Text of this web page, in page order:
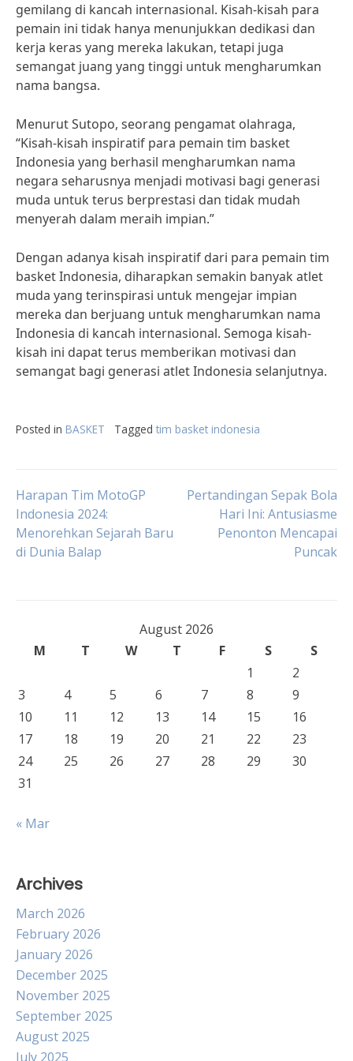
gemilang di kancah internasional. Kisah-kisah para
pemain ini tidak hanya menunjukkan dedikasi dan
kerja keras yang mereka lakukan, tetapi juga
semangat juang yang tinggi untuk mengharumkan
nama bangsa.
Menurut Sutopo, seorang pengamat olahraga,
“Kisah-kisah inspiratif para pemain tim basket
Indonesia yang berhasil mengharumkan nama
negara seharusnya menjadi motivasi bagi generasi
muda untuk terus berprestasi dan tidak mudah
menyerah dalam meraih impian.”
Dengan adanya kisah inspiratif dari para pemain tim
basket Indonesia, diharapkan semakin banyak atlet
muda yang terinspirasi untuk mengejar impian
mereka dan berjuang untuk mengharumkan nama
Indonesia di kancah internasional. Semoga kisah-
kisah ini dapat terus memberikan motivasi dan
semangat bagi generasi atlet Indonesia selanjutnya.
Posted in BASKET Tagged tim basket indonesia
Post
navigation
Harapan Tim MotoGP
Indonesia 2024:
Menorehkan Sejarah Baru
di Dunia Balap
Pertandingan Sepak Bola
Hari Ini: Antusiasme
Penonton Mencapai
Puncak
August 2026
M
T W T F S
S
1
2
3
4 5 6 7 8
9
10
11 12 13 14 15
16
17
18 19 20 21 22
23
24
25 26 27 28 29
30
31
« Mar
Archives
March 2026
February 2026
January 2026
December 2025
November 2025
September 2025
August 2025
July 2025